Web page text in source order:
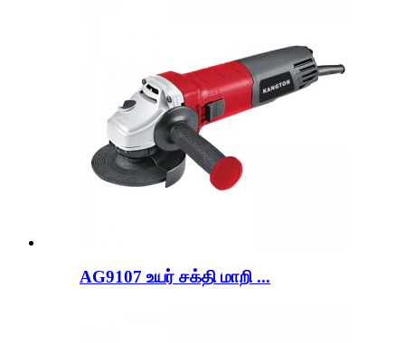
AG9107 உயர் சக்தி மாறி ...